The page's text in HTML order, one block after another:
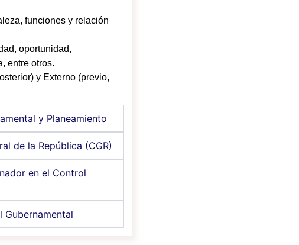
funciones y relación
oportunidad,
entre otros.
y Externo (previo,
y Planeamiento
de la República (CGR)
en el Control